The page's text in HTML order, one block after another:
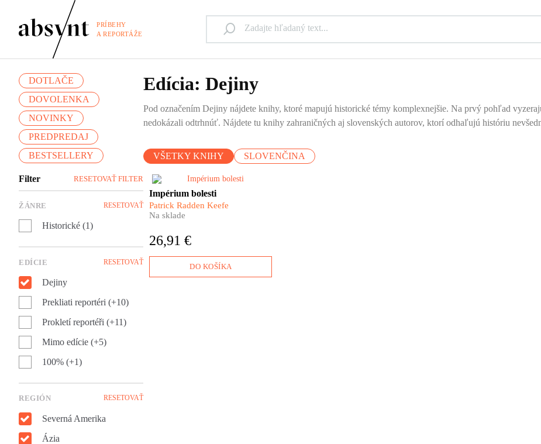
PRÍBEHY
A REPORTÁŽE
DOTLAČE
DOVOLENKA
NOVINKY
PREDPREDAJ
BESTSELLERY
Filter RESETOVAŤ FILTER
ŽÁNRE RESETOVAŤ
Historické (1)
EDÍCIE RESETOVAŤ
Dejiny
Prekliati reportéri (+10)
Prokletí reportéři (+11)
Mimo edície (+5)
100% (+1)
REGIÓN RESETOVAŤ
Severná Amerika
Ázia
Edícia: Dejiny
Pod označením Dejiny nájdete knihy, ktoré mapujú historické témy komplexnejšie. Na prvý pohľad
nedokázali odtrhnúť. Nájdete tu knihy zahraničných aj slovenských autorov, ktorí odhaľujú históriu
VŠETKY KNIHY SLOVENČINA
​Rozdali stovky miliónov
dolárov a po celé desaťročia sa
ich meno spájalo s filantropiou.
sú vlastne Sacklerovci? Kde
ich meno súvisí so smrťou
Impérium bolesti
Patrick Radden Keefe
Na sklade
26,91 €
DO KOŠÍKA